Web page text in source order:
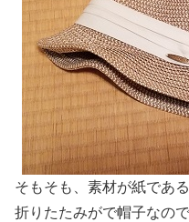
そもそも、素材が紙である
折りたたみがで帽子なので